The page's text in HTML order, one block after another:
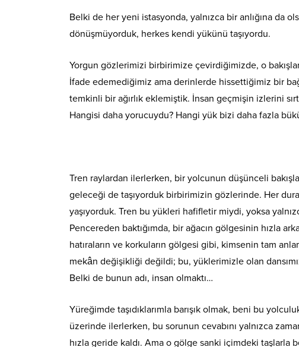
Belki de her yeni istasyonda, yalnızca bir anlığına da
dönüşmüyorduk, herkes kendi yükünü taşıyordu.
Yorgun gözlerimizi birbirimize çevirdiğimizde, o
İfade edemediğimiz ama derinlerde hissettiğimiz bir
temkinli bir ağırlık eklemiştik. İnsan geçmişin izlerini
Hangisi daha yorucuydu? Hangi yük bizi daha fazla
Tren raylardan ilerlerken, bir yolcunun düşünceli
geleceği de taşıyorduk birbirimizin gözlerinde. Her
yaşıyorduk. Tren bu yükleri hafifletir miydi, yoksa
Pencereden baktığımda, bir ağacın gölgesinin hızla
hatıraların ve korkuların gölgesi gibi, kimsenin tam
mekân değişikliği değildi; bu, yüklerimizle olan
Belki de bunun adı, insan olmaktı…
Yüreğimde taşıdıklarımla barışık olmak, beni bu
üzerinde ilerlerken, bu sorunun cevabını yalnızca
hızla geride kaldı. Ama o gölge sanki içimdeki